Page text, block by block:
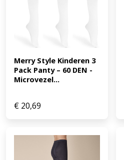
Merry Style Kinderen 3
Pack Panty – 60 DEN -
Microvezel...
€ 20,69